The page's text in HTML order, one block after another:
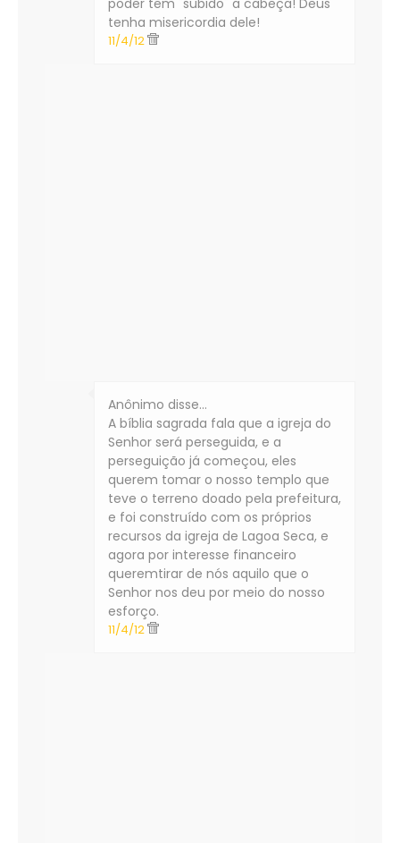
poder tem "subido" a cabeça! Deus
tenha misericordia dele!
11/4/12
Anônimo disse…
A bíblia sagrada fala que a igreja do
Senhor será perseguida, e a
perseguição já começou, eles
querem tomar o nosso templo que
teve o terreno doado pela prefeitura,
e foi construído com os próprios
recursos da igreja de Lagoa Seca, e
agora por interesse financeiro
queremtirar de nós aquilo que o
Senhor nos deu por meio do nosso
esforço.
11/4/12